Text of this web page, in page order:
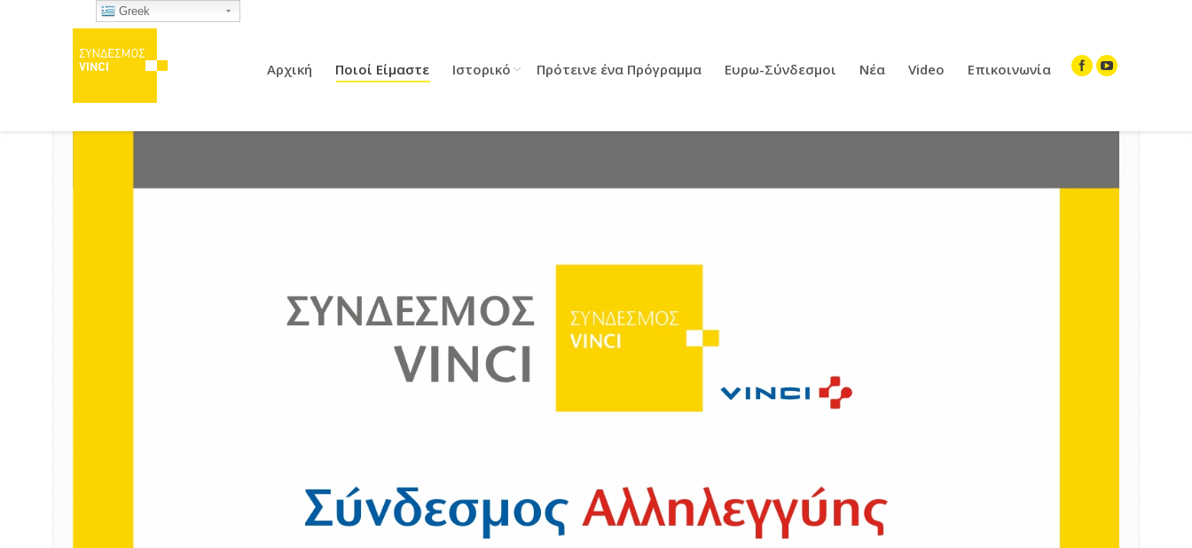
Αρχική Ποιοί Είμαστε Ιστορικό Πρότεινε ένα Πρόγραμμα Ευρω-Σύνδεσμοι Νέα Video Επικοινωνία
Greek